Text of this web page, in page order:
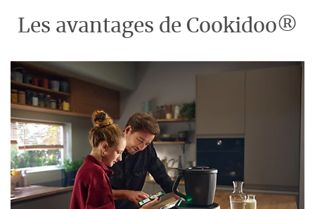
Les avantages de Cookidoo®